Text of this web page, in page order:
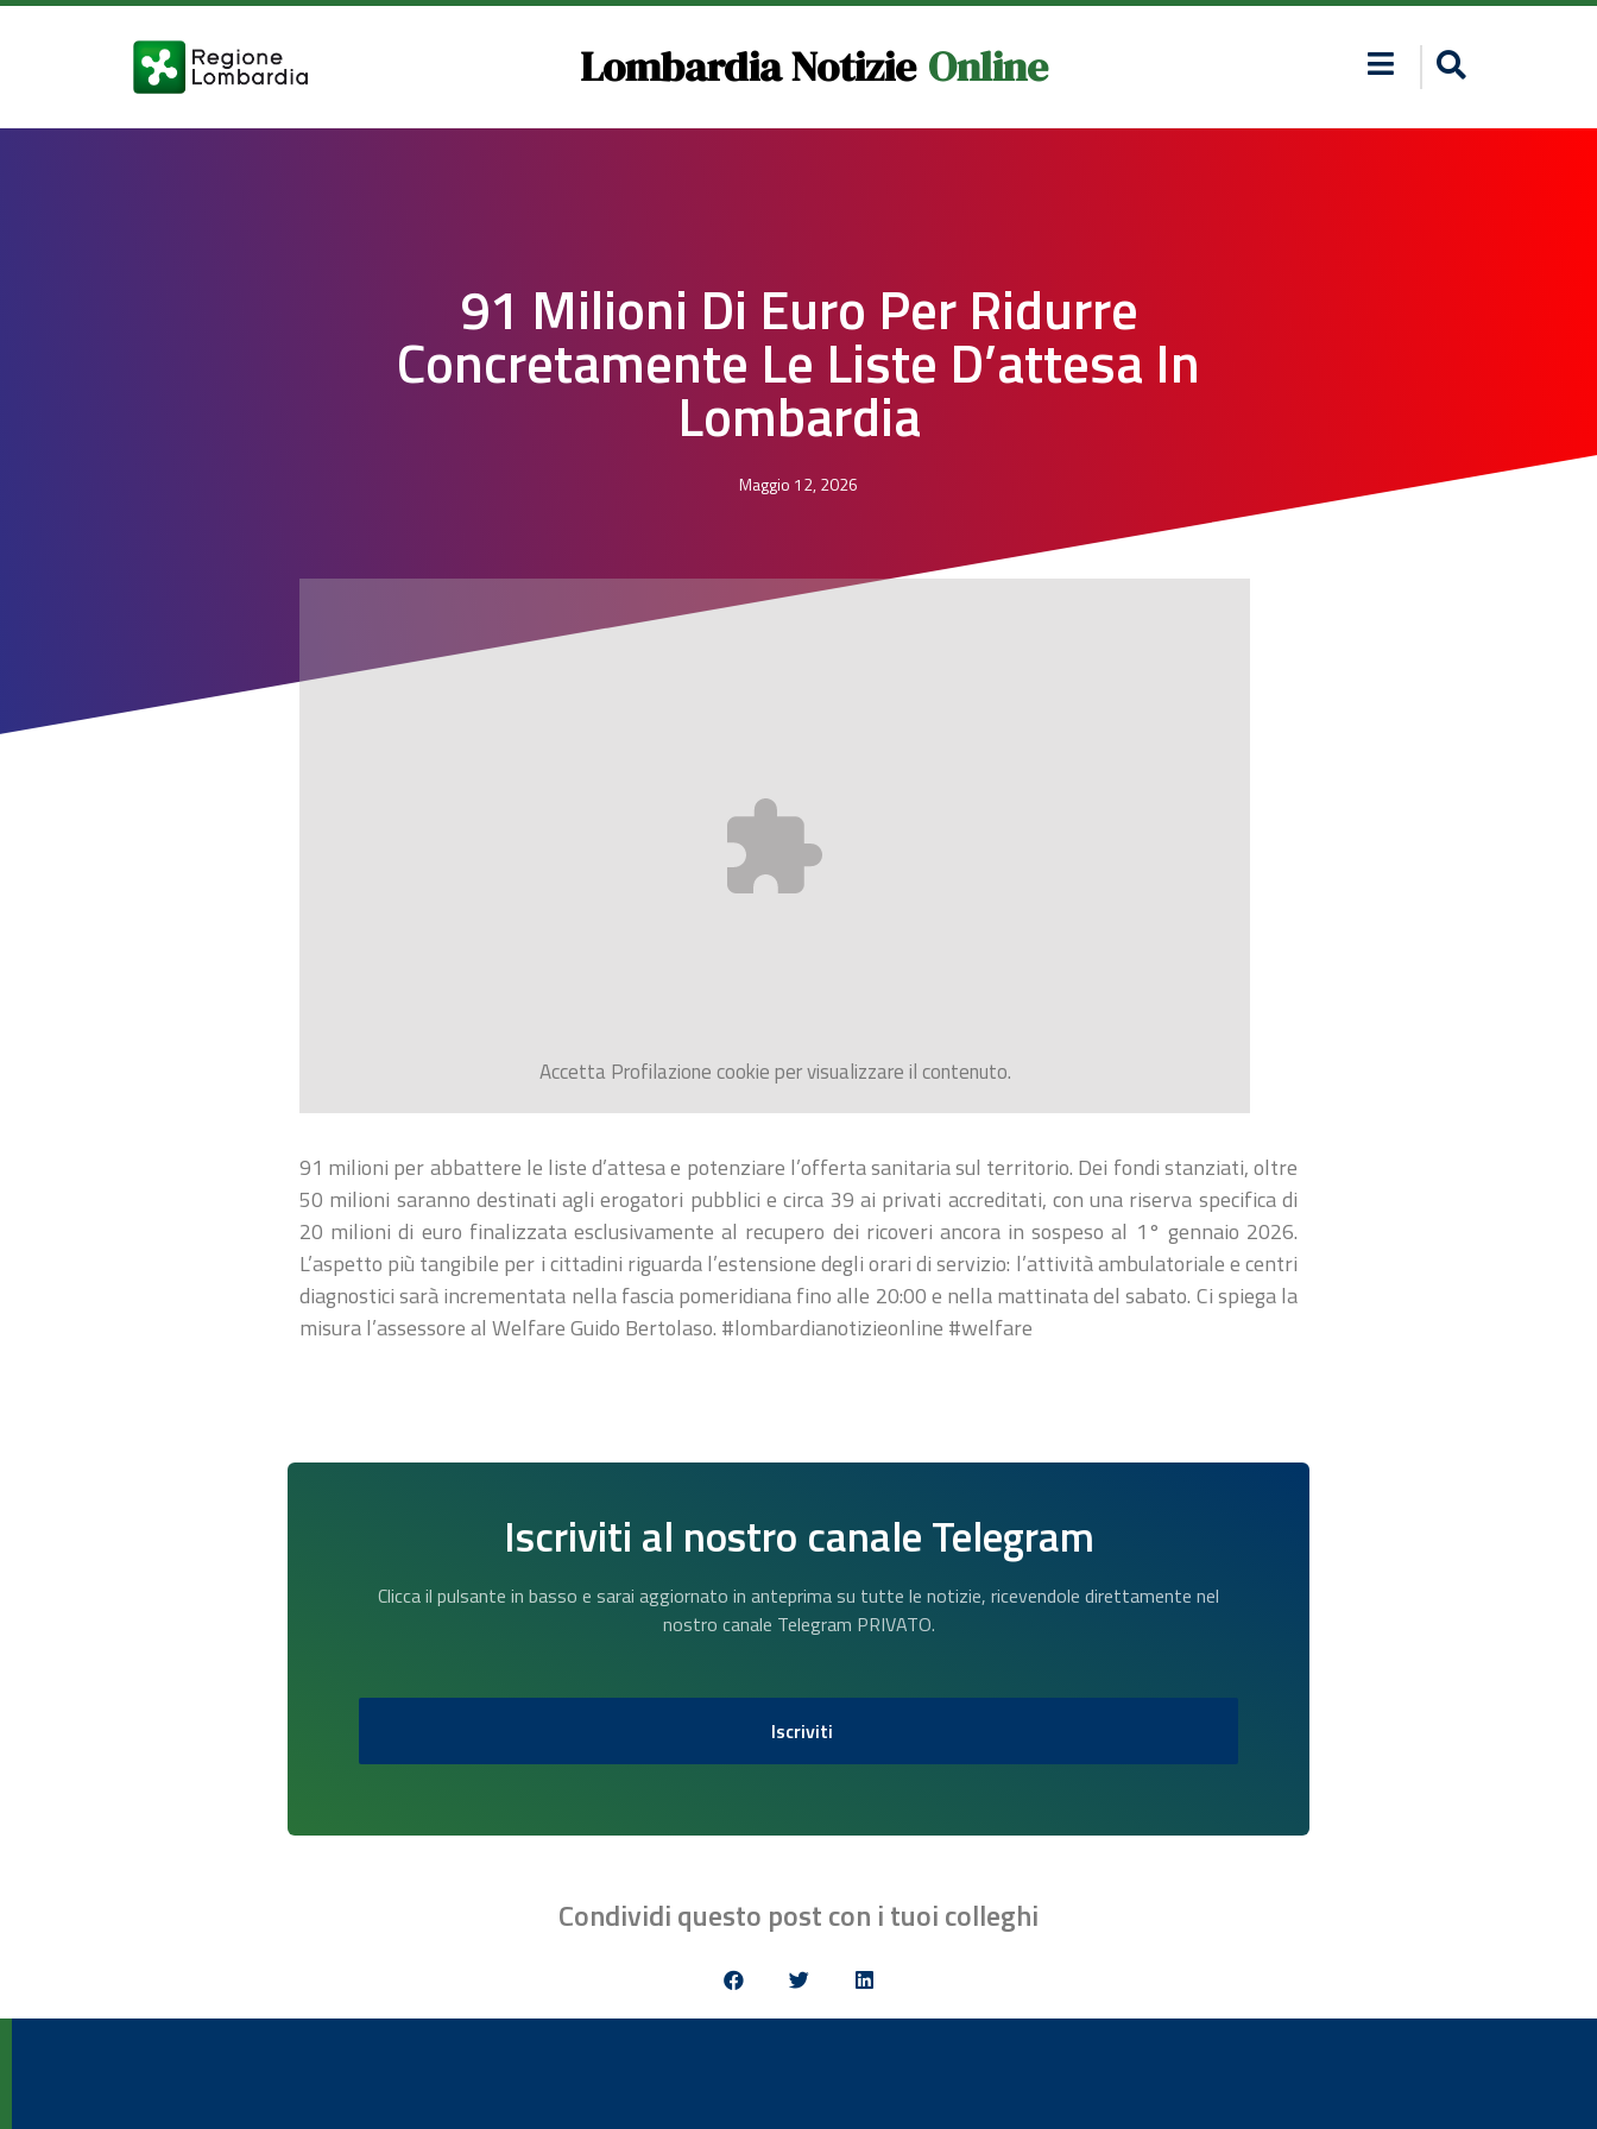
Lombardia Notizie Online
91 Milioni Di Euro Per Ridurre
Concretamente Le Liste D’attesa In
Lombardia
Maggio 12, 2026
AccettaProfilazionecookie per visualizzare il contenuto.
91 milioni per abbattere le liste d’attesa e potenziare l’offerta sanitaria sul territorio. Dei fondi stanziati, oltre
50 milioni saranno destinati agli erogatori pubblici e circa 39 ai privati accreditati, con una riserva specifica di
20 milioni di euro finalizzata esclusivamente al recupero dei ricoveri ancora in sospeso al 1° gennaio 2026.
L’aspetto più tangibile per i cittadini riguarda l’estensione degli orari di servizio: l’attività ambulatoriale e centri
diagnostici sarà incrementata nella fascia pomeridiana fino alle 20:00 e nella mattinata del sabato. Ci spiega la
misura l’assessore al Welfare Guido Bertolaso. #lombardianotizieonline #welfare
Iscriviti al nostro canale Telegram
Clicca il pulsante in basso e sarai aggiornato in anteprima su tutte le notizie, ricevendole direttamente nel
nostro canale Telegram PRIVATO.
Iscriviti
Condividi questo post con i tuoi colleghi